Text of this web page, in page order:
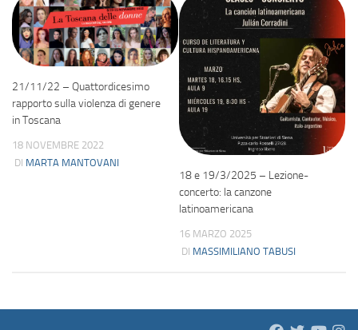
21/11/22 – Quattordicesimo
rapporto sulla violenza di genere
in Toscana
18 NOVEMBRE 2022
DI MARTA MANTOVANI
18 e 19/3/2025 – Lezione-
concerto: la canzone
latinoamericana
16 MARZO 2025
DI MASSIMILIANO TABUSI